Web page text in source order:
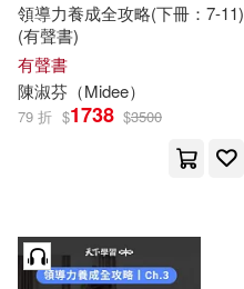
出版社
其他 (可複選)
領導力養成全攻略(下冊：7-11)
(有聲書)
有聲書
陳淑芬 （Midee）
79 折 $1738 $3500